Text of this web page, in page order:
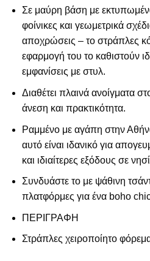
Σε μαύρη βάση με
φοίνικες και γεωμετρικά
αποχρώσεις – το στράπλες
εφαρμογή του το καθιστούν
εμφανίσεις με στυλ.
Διαθέτει πλαινά ανοίγματα
άνεση και πρακτικότητα.
Ραμμένο με αγάπη στην
αυτό είναι ιδανικό για
και ιδιαίτερες εξόδους σε
Συνδυάστε το με ψάθινη
πλατφόρμες για ένα boho
ΠΕΡΙΓΡΑΦΗ
Στράπλες χειροποίητο